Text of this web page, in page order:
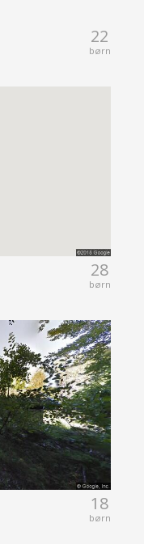
22
børn
28
børn
18
børn